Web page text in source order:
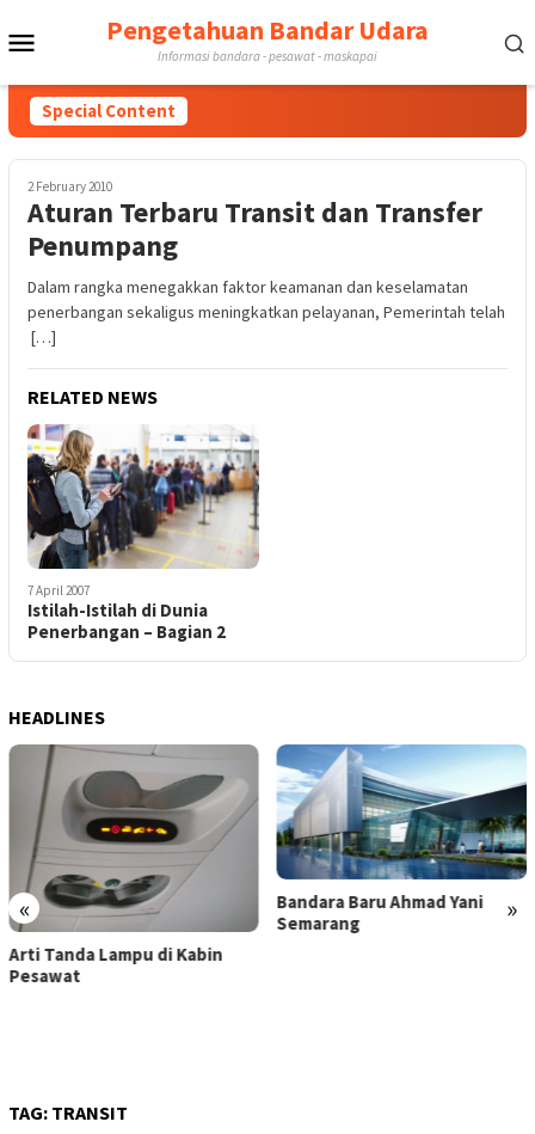
to
MobilePengetahuan Bandar Udara
Informasi bandara - pesawat - maskapai
Special Content
2 February 2010
Aturan Terbaru Transit dan Transfer
Penumpang
Dalam rangka menegakkan faktor keamanan dan keselamatan
penerbangan sekaligus meningkatkan pelayanan, Pemerintah telah
[…]
RELATED NEWS
7 April 2007
Istilah-Istilah di Dunia
Penerbangan – Bagian 2
HEADLINES
« »
Bandara Baru Ahmad Yani
Semarang
TAG: TRANSIT